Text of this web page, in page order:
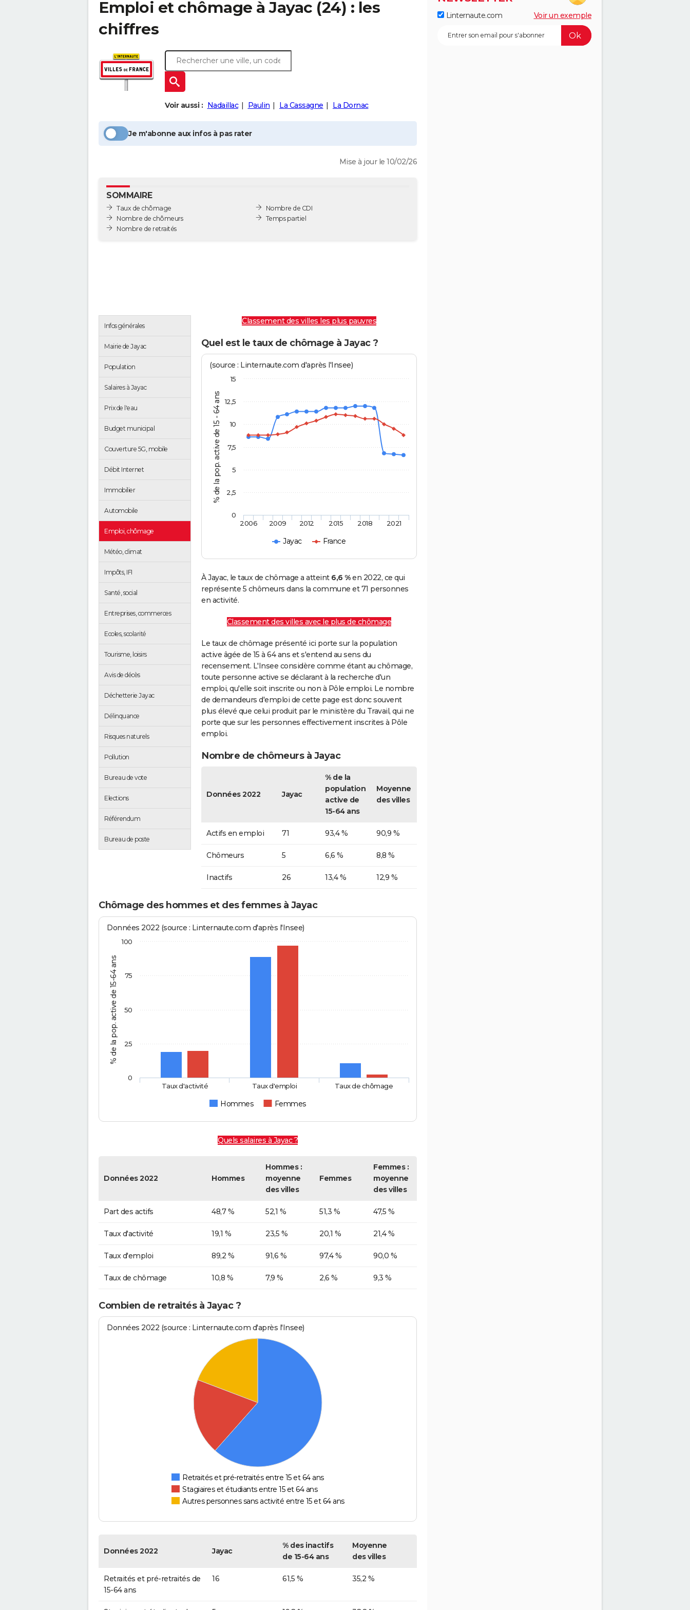
Emploi et chômage àJayac (24) : les
chiffres
Voir aussi : Nadaillac Paulin La Cassagne La Dornac
Je m'abonne aux infos à pas rater
Mise à jour le 10/02/26
SOMMAIRE
Taux de chômage
Nombre de chômeurs
Nombre de retraités
Nombre de CDI
Temps partiel
Infos générales
Mairie de Jayac
Population
Salaires à Jayac
Prix de l'eau
Budget municipal
Couverture 5G, mobile
Débit Internet
Immobilier
Automobile
Emploi, chômage
Météo, climat
Impôts, IFI
Santé, social
Entreprises, commerces
Ecoles, scolarité
Tourisme, loisirs
Avis de décès
Déchetterie Jayac
Délinquance
Risques naturels
Pollution
Bureau de vote
Elections
Référendum
Bureau de poste
Classement des villes les plus pauvres
Quel est le taux de chômage à Jayac ?
% de la pop. active de 15 - 64 ans
(source : Linternaute.com d'après l'Insee)
Jayac France
2006 2009 2012 2015 2018 2021
0
2,5
5
7,5
10
12,5
15
À Jayac, le taux de chômage a atteint 6,6 %en 2022, ce qui
représente 5 chômeurs dans la commune et 71 personnes
en activité.
Classement des villes avec le plus de chômage
Le taux de chômage présenté ici porte sur la population
active âgée de 15 à 64 ans et s'entend au sens du
recensement. L'Insee considère comme étant au chômage,
toute personne active se déclarant à la recherche d'un
emploi, qu'elle soit inscrite ou non à Pôle emploi. Le nombre
de demandeurs d'emploi de cette page est donc souvent
plus élevé que celui produit par le ministère du Travail, qui ne
porte que sur les personnes effectivement inscrites à Pôle
emploi.
Nombre de chômeurs à Jayac
Données 2022 Jayac
% de la
population
active de
15-64 ans
Moyenne
des villes
Actifs en emploi 71 93,4 % 90,9 %
Chômeurs 5 6,6 % 8,8 %
Inactifs 26 13,4 % 12,9 %
Chômage des hommes et des femmes à Jayac
% de la pop. active de 15-64 ans
Données 2022 (source : Linternaute.com d'après l'Insee)
Hommes Femmes
Taux d'activité Taux d'emploi Taux de chômage
0
25
50
75
100
Quels salaires à Jayac ?
Données 2022 Hommes
Hommes :
moyenne
des villes
Femmes
Femmes :
moyenne
des villes
Part des actifs 48,7 % 52,1 % 51,3 % 47,5 %
Taux d'activité 19,1 % 23,5 % 20,1 % 21,4 %
Taux d'emploi 89,2 % 91,6 % 97,4 % 90,0 %
Taux de chômage 10,8 % 7,9 % 2,6 % 9,3 %
Combien de retraités à Jayac ?
Données 2022 (source : Linternaute.com d'après l'Insee)
Retraités et pré-retraités entre 15 et 64 ans
Stagiaires et étudiants entre 15 et 64 ans
Autres personnes sans activité entre 15 et 64 ans
Données 2022 Jayac
% des inactifs
de 15-64 ans
Moyenne
des villes
Retraités et pré-retraités de
15-64 ans
16 61,5 % 35,2 %
Linternaute.com Voir un exemple